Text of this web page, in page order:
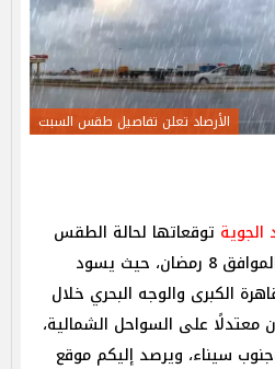
الأرصاد تعلن تفاصيل طقس السبت
الجوية توقعاتها لحالة الطقس
يوم السبت 8 مارس 2025، الموافق 8 رمضان، حيث يسود
الكبرى والوجه البحري خلال
معتدلًا على السواحل الشمالية،
سيناء، ويرصد إليكم موقع